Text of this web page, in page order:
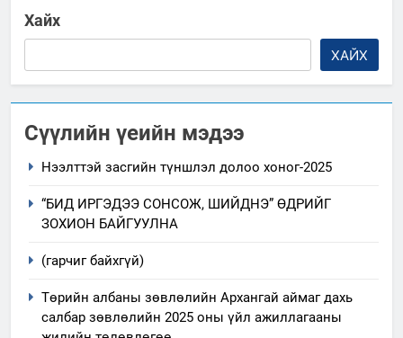
Хайх
ХАЙХ
Сүүлийн үеийн мэдээ
Нээлттэй засгийн түншлэл долоо хоног-2025
“БИД ИРГЭДЭЭ СОНСОЖ, ШИЙДНЭ” ӨДРИЙГ
ЗОХИОН БАЙГУУЛНА
(гарчиг байхгүй)
Төрийн албаны зөвлөлийн Архангай аймаг дахь
салбар зөвлөлийн 2025 оны үйл ажиллагааны